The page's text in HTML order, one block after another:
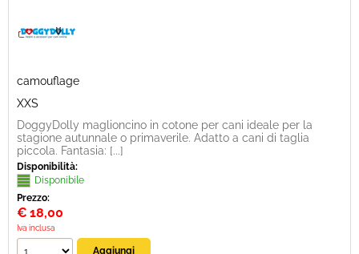
camouflage
XXS
DoggyDolly maglioncino in cotone per cani ideale per la
stagione autunnale o primaverile. Adatto a cani di taglia
piccola. Fantasia: [...]
Disponibilità:
Disponibile
Prezzo:
€ 18,00
Iva inclusa